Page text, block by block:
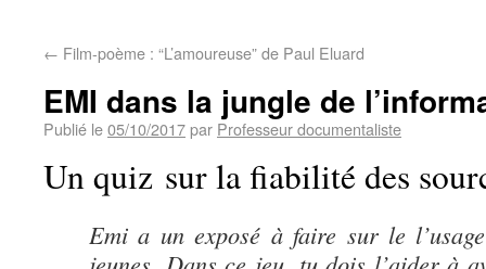
← Film-poème : “L’amoureuse” de Paul Eluard
EMI dans la jungle de
Publié le05/10/2017par Professeur documentaliste
Un quiz sur la fiabilité des
Emi a un exposé à faire sur le